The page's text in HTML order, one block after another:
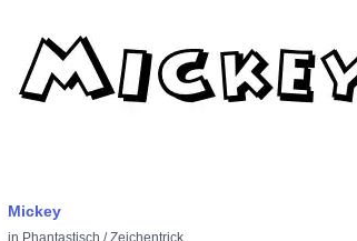
Mickey
in Phantastisch /Zeichentrick